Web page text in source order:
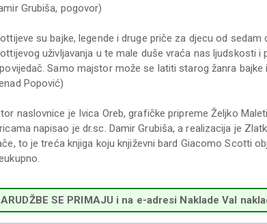
Grubiša, pogovor)
su bajke, legende i druge priče za djecu od
uživljavanja u te male duše vraća nas ljudskosti
Samo majstor može se latiti starog žanra
Popović)
naslovnice je Ivica Oreb, grafičke pripreme Željko
napisao je dr.sc. Damir Grubiša, a realizacija je
to je treća knjiga koju književni bard Giacomo Scotti
SE PRIMAJU i na e-adresi Naklade Val